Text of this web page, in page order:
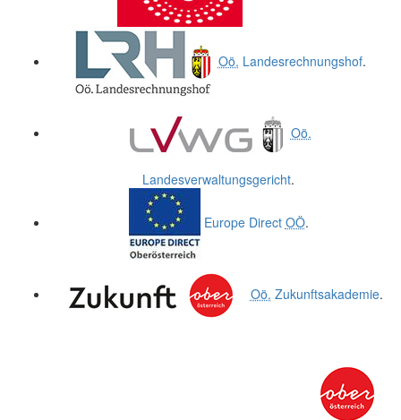
Oö. Landesrechnungshof.
Oö.
Landesverwaltungsgericht.
Europe Direct OÖ.
Oö. Zukunftsakademie.